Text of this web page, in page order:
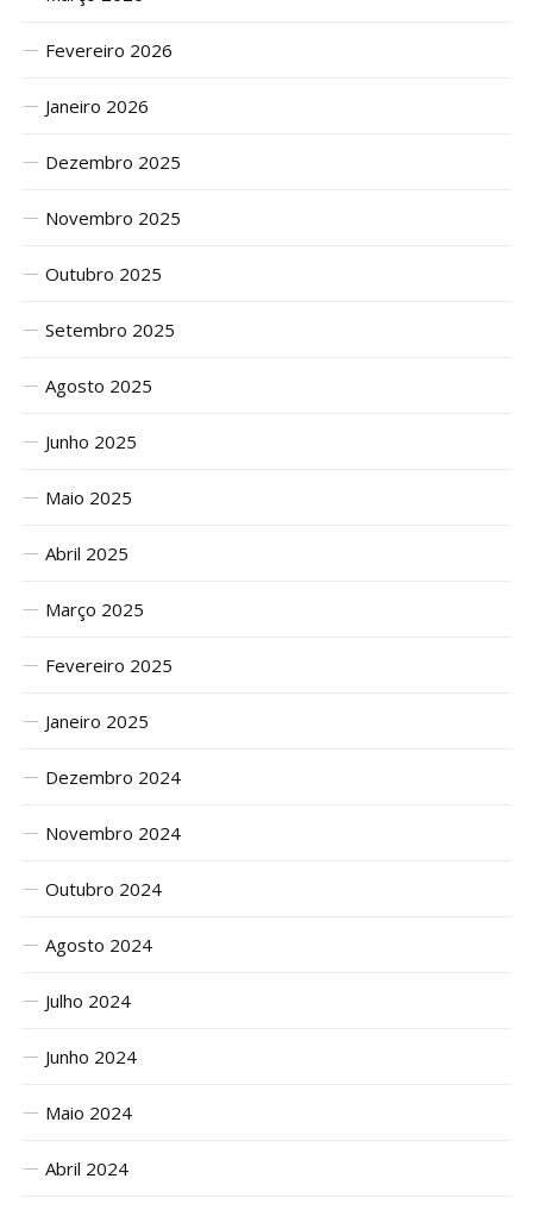
Fevereiro 2026
Janeiro 2026
Dezembro 2025
Novembro 2025
Outubro 2025
Setembro 2025
Agosto 2025
Junho 2025
Maio 2025
Abril 2025
Março 2025
Fevereiro 2025
Janeiro 2025
Dezembro 2024
Novembro 2024
Outubro 2024
Agosto 2024
Julho 2024
Junho 2024
Maio 2024
Abril 2024